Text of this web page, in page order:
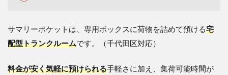
サマリーポケットは、専用ボックスに荷物を詰めて預ける宅
配型トランクルームです。（千代田区対応）
料金が安く気軽に預けられる手軽さに加え、集荷可能時間が